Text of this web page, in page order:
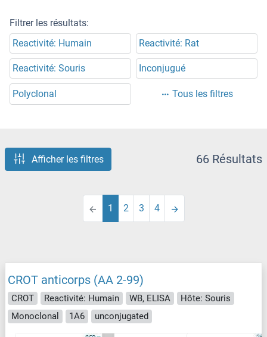
Filtrer les résultats:
Reactivité: Humain
Reactivité: Rat
Reactivité: Souris Inconjugué
Polyclonal Tous les filtres
Afficher les filtres 66 Résultats
1 2 3 4
CROT anticorps (AA 2-99)
CROT Reactivité: Humain WB, ELISA
Hôte: Souris
Monoclonal
1A6 unconjugated